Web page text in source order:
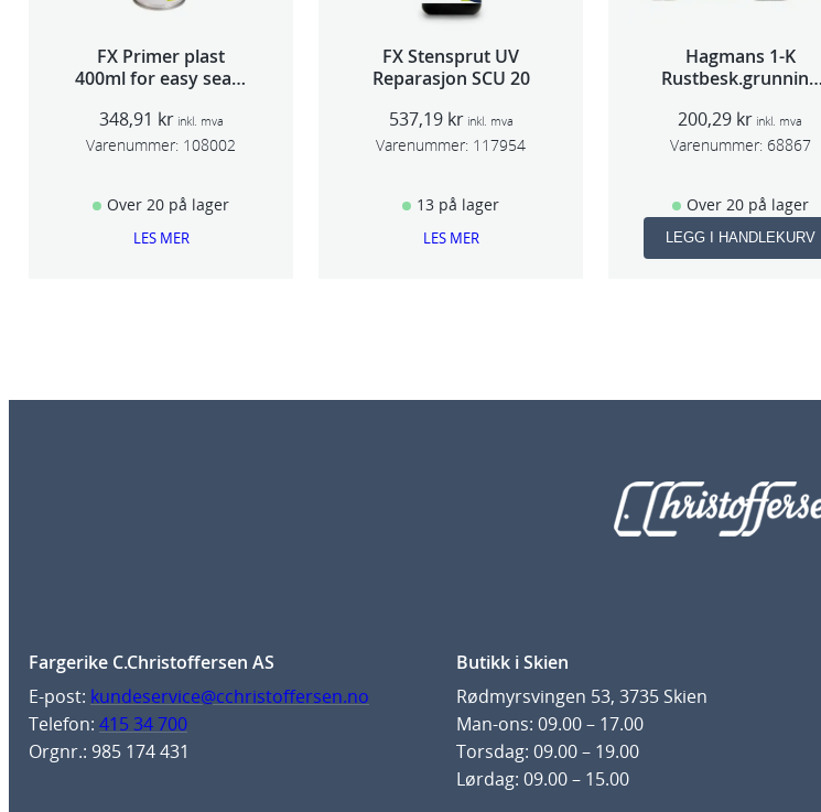
FX Primer plast
400ml for easy seam
348,91 kr inkl. mva
Varenummer: 108002
Over 20 på lager
LES MER
FX Stensprut UV
Reparasjon SCU 20
537,19 kr inkl. mva
Varenummer: 117954
13 på lager
LES MER
Hagmans 1-K
Rustbesk.grunning
200,29 kr inkl. mva
Varenummer: 68867
Over 20 på lager
LEGG I HANDLEKURV
Fargerike C.Christoffersen AS
E-post: kundeservice@cchristoffersen.no
Telefon: 415 34 700
Orgnr.: 985 174 431
Butikk i Skien
Rødmyrsvingen 53, 3735 Skien
Man-ons: 09.00 – 17.00
Torsdag: 09.00 – 19.00
Lørdag: 09.00 – 15.00